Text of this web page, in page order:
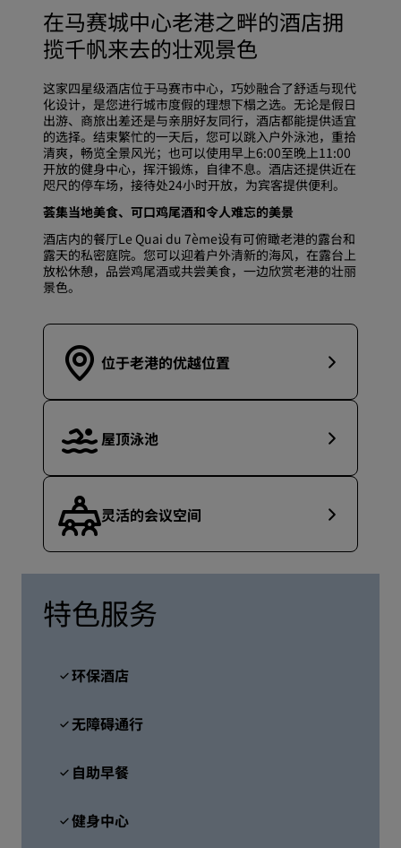
在马赛城中心老港之畔的酒店拥
揽千帆来去的壮观景色
这家四星级酒店位于马赛市中心，巧妙融合了舒适与现代
化设计，是您进行城市度假的理想下榻之选。无论是假日
出游、商旅出差还是与亲朋好友同行，酒店都能提供适宜
的选择。结束繁忙的一天后，您可以跳入户外泳池，重拾
清爽，畅览全景风光；也可以使用早上6:00至晚上11:00
开放的健身中心，挥汗锻炼，自律不息。酒店还提供近在
咫尺的停车场，接待处24小时开放，为宾客提供便利。
荟集当地美食、可口鸡尾酒和令人难忘的美景
酒店内的餐厅Le Quai du 7ème设有可俯瞰老港的露台和
露天的私密庭院。您可以迎着户外清新的海风，在露台上
放松休憩，品尝鸡尾酒或共尝美食，一边欣赏老港的壮丽
景色。
位于老港的优越位置
屋顶泳池
灵活的会议空间
特色服务
环保酒店
无障碍通行
自助早餐
健身中心